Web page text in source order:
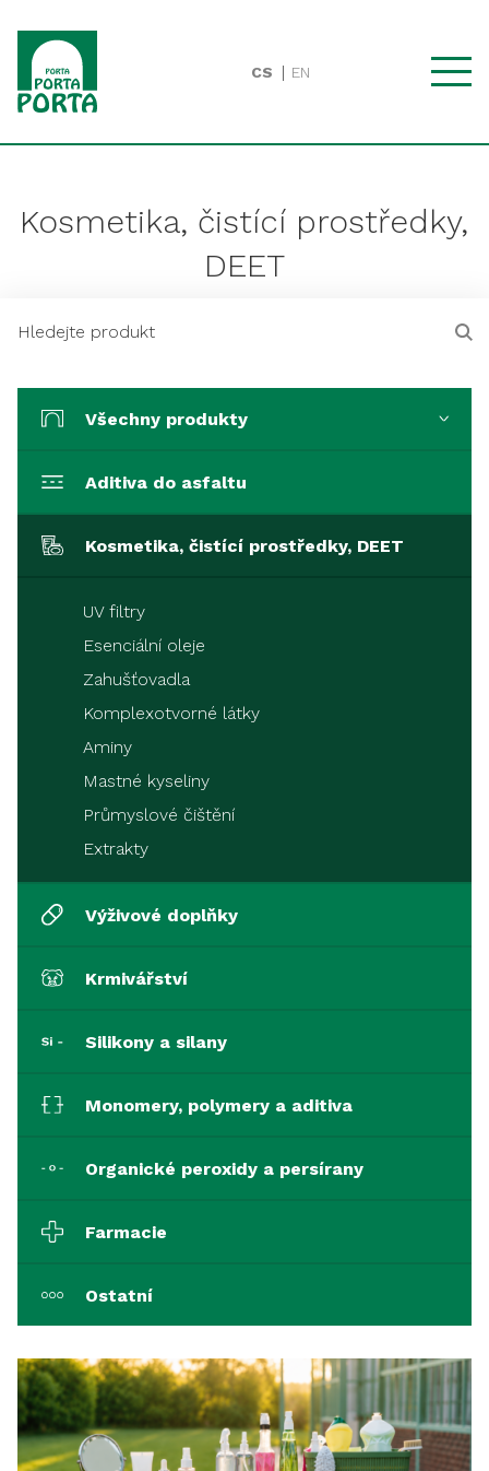
CS EN
Kosmetika, čistící prostředky,
DEET
Všechny produkty
Aditiva do asfaltu
Kosmetika, čistící prostředky, DEET
UV filtry
Esenciální oleje
Zahušťovadla
Komplexotvorné látky
Aminy
Mastné kyseliny
Průmyslové čištění
Extrakty
Výživové doplňky
Krmivářství
Silikony a silany
Monomery, polymery a aditiva
Organické peroxidy a persírany
Farmacie
Ostatní